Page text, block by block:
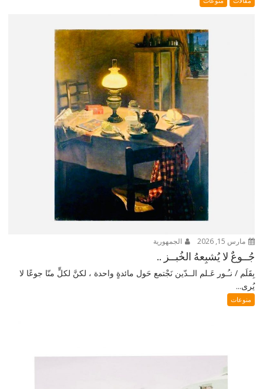
مارس 15, 2026 الجمهورية
جُــوعٌ لا يُشبِعهُ الخُبــز ..
بِقَلَم / نـُـور عَـلم الــدّين نَجْتمع حَول مائدةٍ واحدة ، لكنَّ لكلٍّ منّا جوعًا لا
يُرى...
منوعات